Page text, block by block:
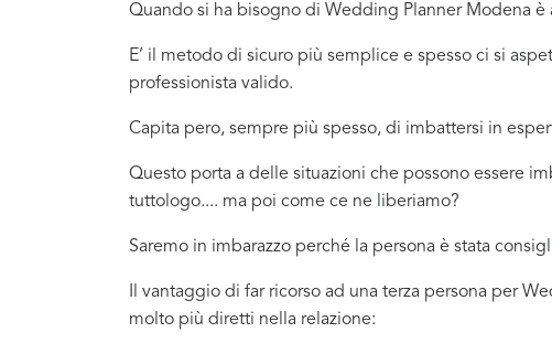
Quando si ha bisogno di Wedding Planner Modena è
E’ il metodo di sicuro più semplice e spesso ci si
professionista valido.
Capita pero, sempre più spesso, di imbattersi in
Questo porta a delle situazioni che possono essere
tuttologo.... ma poi come ce ne liberiamo?
Saremo in imbarazzo perché la persona è stata
Il vantaggio di far ricorso ad una terza persona per
molto più diretti nella relazione: